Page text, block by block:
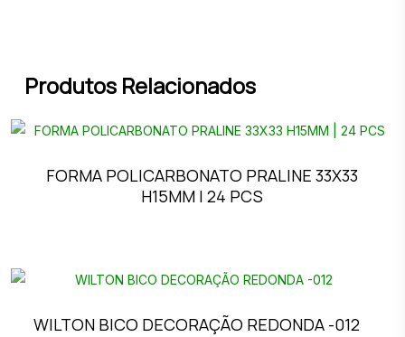
Produtos Relacionados
FORMA POLICARBONATO PRALINE 33X33
H15MM | 24 PCS
WILTON BICO DECORAÇÃO REDONDA -012